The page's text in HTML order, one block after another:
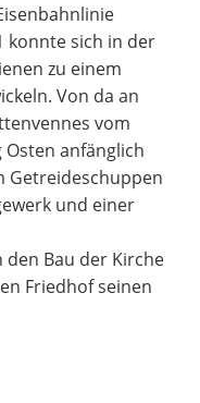
konnte sich in der
zu einem
Von da an
vom
Osten anfänglich
Getreideschuppen
und einer
Bau der Kirche
Friedhof seinen